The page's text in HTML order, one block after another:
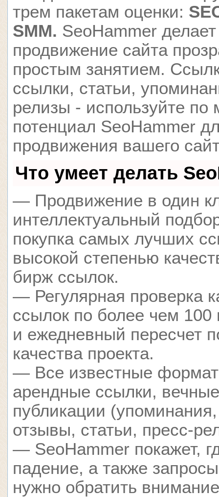
трем пакетам оценки:
SMM. SeoHammer делает
продвижение сайта
простым занятием.
ссылки, статьи,
релизы - используйте по
потенциал SeoHammer
продвижения вашего
Что умеет делать
— Продвижение в один
интеллектуальный
покупка самых лучших
высокой степенью
бирж ссылок.
— Регулярная проверка
ссылок по более чем 100
и ежедневный пересчет
качества проекта.
— Все известные
арендные ссылки,
публикации
отзывы, статьи, пресс-
— SeoHammer покажет,
падение, а также
нужно обратить